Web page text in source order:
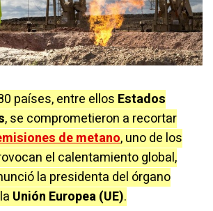
países, entre ellos Estados
, se comprometieron a recortar
de metano, uno de los
el calentamiento global,
la presidenta del órgano
Unión Europea (UE).